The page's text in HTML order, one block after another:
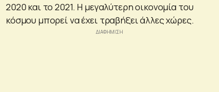
2020 και το 2021. Η μεγαλύτερη οικονομία του
κόσμου μπορεί να έχει τραβήξει άλλες χώρες.